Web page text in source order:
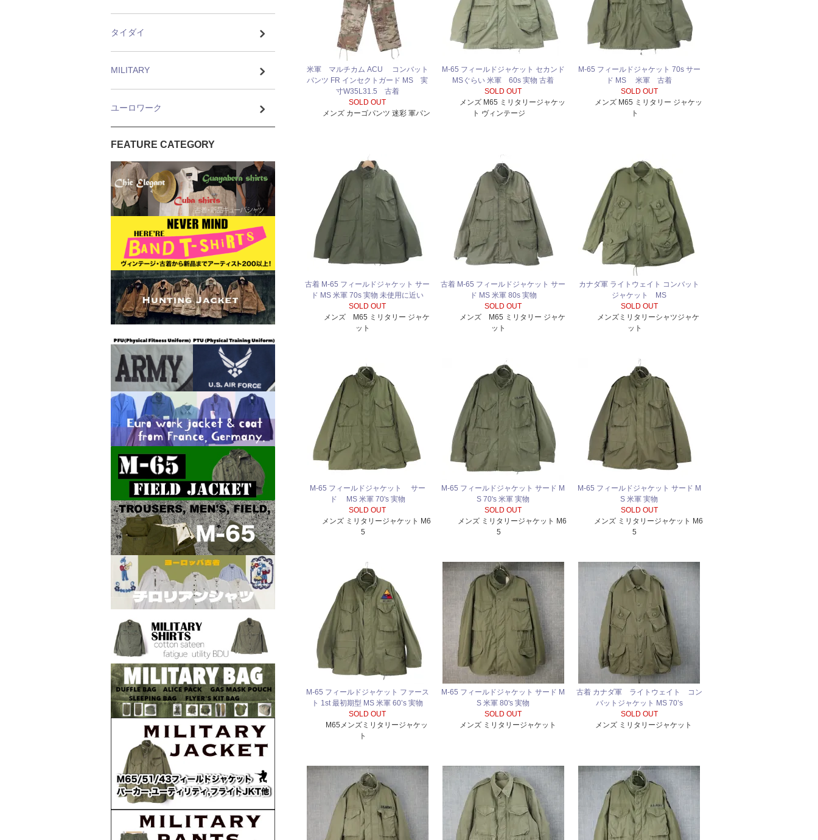
米軍 マルチカム ACU コンバット
パンツ FR インセクトガード MS 実
寸W35L31.5 古着
SOLD OUT
メンズ カーゴパンツ 迷彩 軍パン
M-65 フィールドジャケット セカンド
MSぐらい 米軍 60s 実物 古着
SOLD OUT
メンズ M65 ミリタリージャケッ
ト ヴィンテージ
M-65 フィールドジャケット 70s サー
ド MS 米軍 古着
SOLD OUT
メンズ M65 ミリタリー ジャケッ
ト
古着 M-65 フィールドジャケット サー
ド MS 米軍 70s 実物 未使用に近い
SOLD OUT
メンズ M65 ミリタリー ジャケ
ット
古着 M-65 フィールドジャケット サー
ド MS 米軍 80s 実物
SOLD OUT
メンズ M65 ミリタリー ジャケ
ット
カナダ軍 ライトウェイト コンバット
ジャケット MS
SOLD OUT
メンズミリタリーシャツジャケ
ット
M-65 フィールドジャケット サー
ド MS 米軍 70's 実物
SOLD OUT
メンズ ミリタリージャケット M6
5
M-65 フィールドジャケット サード M
S 70's 米軍 実物
SOLD OUT
メンズ ミリタリージャケット M6
5
M-65 フィールドジャケット サード M
S 米軍 実物
SOLD OUT
メンズ ミリタリージャケット M6
5
M-65 フィールドジャケット ファース
ト 1st 最初期型 MS 米軍 60’s 実物
SOLD OUT
M65メンズミリタリージャケッ
ト
M-65 フィールドジャケット サード M
S 米軍 80's 実物
SOLD OUT
メンズ ミリタリージャケット
古着 カナダ軍 ライトウェイト コン
バットジャケット MS 70’s
SOLD OUT
メンズ ミリタリージャケット
タイダイ
MILITARY
ユーロワーク
FEATURE CATEGORY